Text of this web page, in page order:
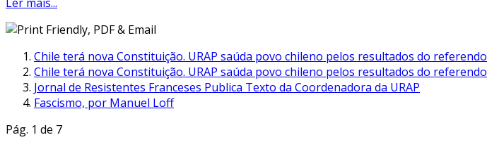
Chile terá nova Constituição. URAP saúda povo chileno pelos resultados do referendo
Chile terá nova Constituição. URAP saúda povo chileno pelos resultados do referendo
Jornal de Resistentes Franceses Publica Texto da Coordenadora da URAP
Fascismo, por Manuel Loff
Pág. 1 de 7